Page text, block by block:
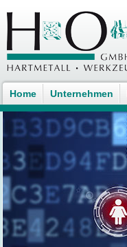
Home Unternehmen